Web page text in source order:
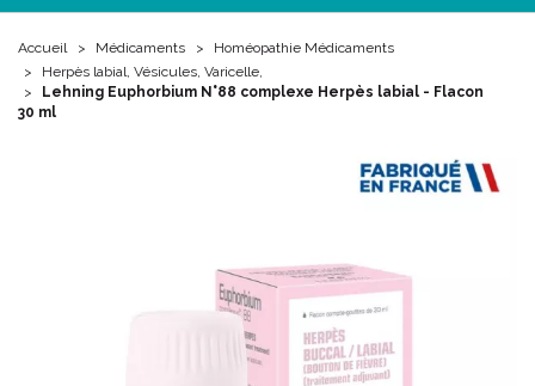
Accueil Médicaments
Homéopathie Médicaments
Herpès labial, Vésicules, Varicelle,
Lehning Euphorbium N°88 complexe Herpès labial - Flacon
30 ml